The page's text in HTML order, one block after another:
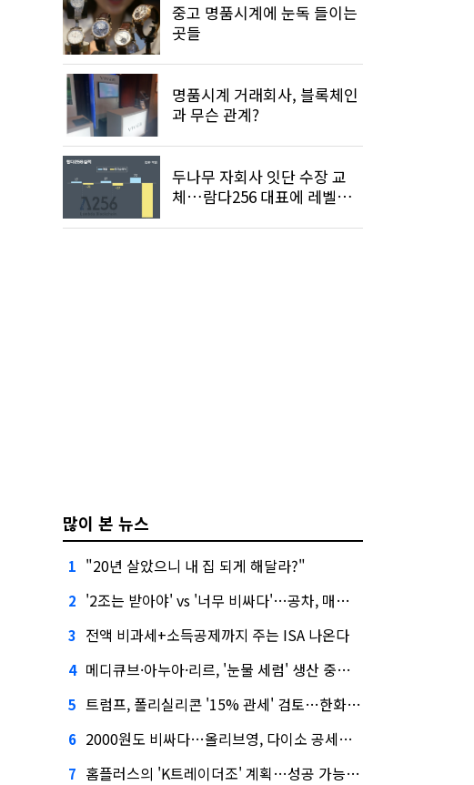
중고 명품시계에 눈독 들이는
곳들
명품시계 거래회사, 블록체인
과 무슨 관계?
두나무 자회사 잇단 수장 교
체…람다256 대표에 레벨스
많이 본 뉴스
1 "20년 살았으니 내 집 되게 해달라?"
2 '2조는 받아야' vs '너무 비싸다'…공차, 매각 성공할까
3 전액 비과세+소득공제까지 주는 ISA 나온다
4 메디큐브·아누아·리르, '눈물 세럼' 생산 중단한다
5 트럼프, 폴리실리콘 '15% 관세' 검토…한화큐셀·OCI 영향은?
6 2000원도 비싸다…올리브영, 다이소 공세에 '가성비'로 맞불
7 홈플러스의 'K트레이더조' 계획…성공 가능성은 '글쎄'